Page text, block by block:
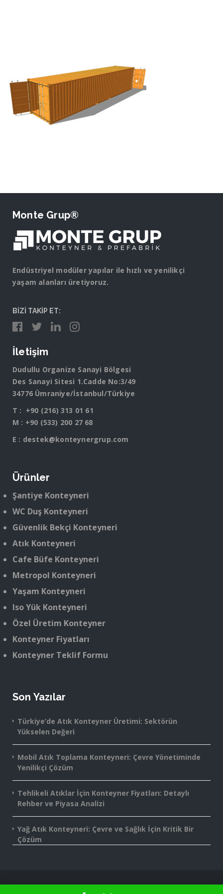
Monte Grup®
Endüstriyel modüler yapılar ile hızlı ve yenilikçi
yaşam alanları üretiyoruz.
BİZİ TAKİP ET:
İletişim
Dudullu Organize Sanayi Bölgesi
Des Sanayi Sitesi 1.Cadde No:3/49
34776 Ümraniye/İstanbul/Türkiye
T : +90 (216) 313 01 61
M : +90 (533) 200 27 68
E : destek@konteynergrup.com
Ürünler
Şantiye Konteyneri
WC Duş Konteyneri
Güvenlik Bekçi Konteyneri
Atık Konteyneri
Cafe Büfe Konteyneri
Metropol Konteyneri
Yaşam Konteyneri
Iso Yük Konteyneri
Özel Üretim Konteyner
Konteyner Fiyatları
Konteyner Teklif Formu
Son Yazılar
Türkiye’de Atık Konteyner Üretimi: Sektörün
Yükselen Değeri
Mobil Atık Toplama Konteyneri: Çevre Yönetiminde
Yenilikçi Çözüm
Tehlikeli Atıklar İçin Konteyner Fiyatları: Detaylı
Rehber ve Piyasa Analizi
Yağ Atık Konteyneri: Çevre ve Sağlık İçin Kritik Bir
Çözüm